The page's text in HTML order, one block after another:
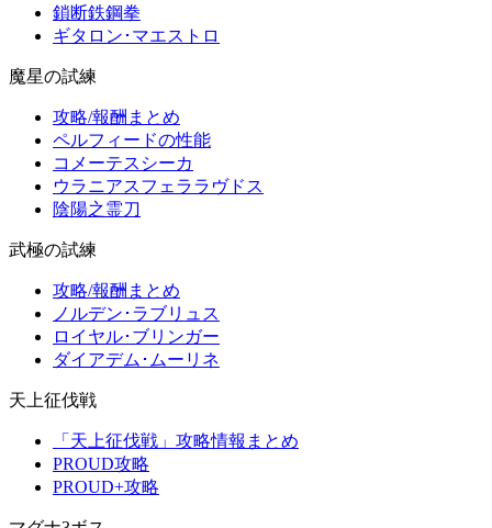
鎖断鉄鋼拳
ギタロン･マエストロ
魔星の試練
攻略/報酬まとめ
ペルフィードの性能
コメーテスシーカ
ウラニアスフェララヴドス
陰陽之霊刀
武極の試練
攻略/報酬まとめ
ノルデン･ラブリュス
ロイヤル･ブリンガー
ダイアデム･ムーリネ
天上征伐戦
「天上征伐戦」攻略情報まとめ
PROUD攻略
PROUD+攻略